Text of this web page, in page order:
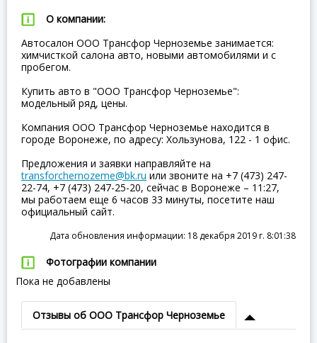
О компании:
Автосалон ООО Трансфор Черноземье занимается:
химчисткой салона авто, новыми автомобилями и с
пробегом.
Купить авто в "ООО Трансфор Черноземье":
модельный ряд, цены.
Компания ООО Трансфор Черноземье находится в
городе Воронеже, по адресу: Хользунова, 122 - 1 офис.
Предложения и заявки направляйте на
transforchernozeme@bk.ru или звоните на +7 (473) 247-
22-74, +7 (473) 247-25-20, сейчас в Воронеже – 11:27,
мы работаем еще 6 часов 33 минуты, посетите наш
официальный сайт.
Дата обновления информации: 18 декабря 2019 г. 8:01:38
Фотографии компании
Пока не добавлены
Отзывы об ООО Трансфор Черноземье